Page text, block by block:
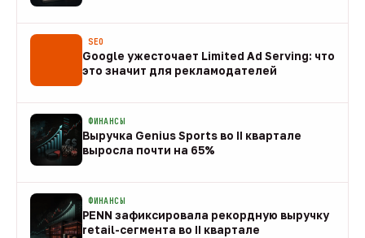
SEO
Google ужесточает Limited Ad Serving: что
это значит для рекламодателей
ФИНАНСЫ
Выручка Genius Sports во II квартале
выросла почти на 65%
ФИНАНСЫ
PENN зафиксировала рекордную выручку
retail-сегмента во II квартале